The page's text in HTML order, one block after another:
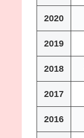
2020
2019
2018
2017
2016